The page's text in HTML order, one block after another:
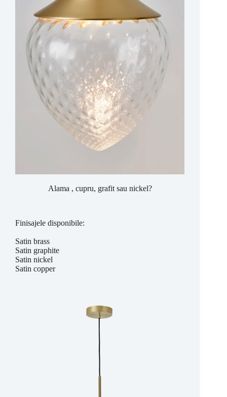
Alama , cupru, grafit sau nickel?
Finisajele disponibile:
Satin brass
Satin graphite
Satin nickel
Satin copper